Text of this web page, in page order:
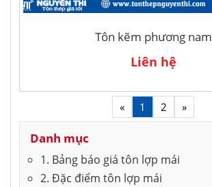
Tôn kẽm phương nam
Liên hệ
« 1 2 »
Danh mục
1. Bảng báo giá tôn lợp mái
2. Đặc điểm tôn lợp mái